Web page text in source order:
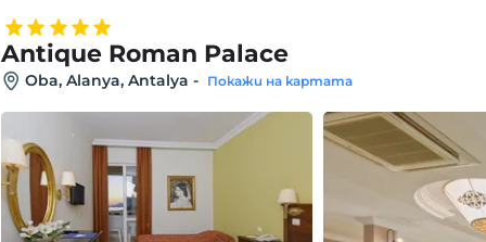
Antique Roman Palace
Oba, Alanya, Antalya - Покажи на картата